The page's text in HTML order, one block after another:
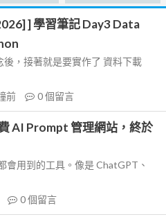
] 學習筆記 Day3 Data
，接著就是要實作了 資料下載
前 0個留言
AI Prompt 管理網站，終於
會用到的工具。像是 ChatGPT、
0個留言